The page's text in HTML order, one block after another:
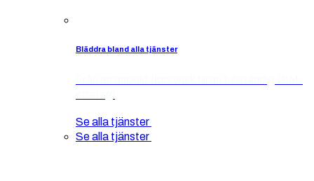
Bläddra bland alla tjänster
Se alla tjänster
Se alla tjänster